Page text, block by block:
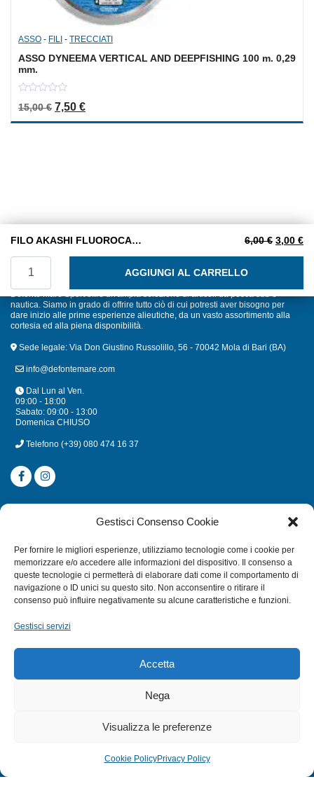
Gestisci Consenso Cookie
Per fornire le migliori esperienze, utilizziamo tecnologie come i cookie per
memorizzare e/o accedere alle informazioni del dispositivo. Il consenso a
queste tecnologie ci permetterà di elaborare dati come il comportamento di
navigazione o ID unici su questo sito. Non acconsentire o ritirare il
consenso può influire negativamente su alcune caratteristiche e funzioni.
Gestisci servizi
Accetta
Nega
Visualizza le preferenze
Cookie PolicyPrivacy Policy
ASSO - FILI - TRECCIATI
ASSO DYNEEMA VERTICAL AND DEEPFISHING 100 m. 0,29
mm.
out
15,00€ Il prezzo originale era: 15,00 €.
7,50 €Il prezzo attuale è: 7,50 €.
FILO AKASHI FLUOROCARBONIO M. 0,18 bobina da 50 m. 6,00€ Il
3,00 €Il
AGGIUNGI AL CARRELLO
nautica. Siamo in grado di offrire tutto ciò di cui potresti aver bisogno per
dare inizio alle prime esperienze alieutiche, da un vasto assortimento alla
cortesia ed alla piena disponibilità.
Sede legale: Via Don Giustino Russolillo, 56 - 70042 Mola di Bari (BA)
info@defontemare.com
Dal Lun al Ven.
09:00 - 18:00
Sabato: 09:00 - 13:00
Domenica CHIUSO
Telefono (+39) 080 474 16 37
CATEGORIE
MULINELLI
CANNE
ACCESSORI NAUTICI
TERMINI E CONDIZIONI